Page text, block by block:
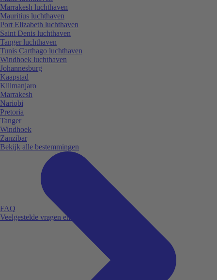
FAQ
Veelgestelde vragen en antwoorden.
Marrakesh luchthaven
Mauritius luchthaven
Port Elizabeth luchthaven
Saint Denis luchthaven
Tanger luchthaven
Tunis Carthago luchthaven
Windhoek luchthaven
Johannesburg
Kaapstad
Kilimanjaro
Marrakesh
Nariobi
Pretoria
Tanger
Windhoek
Zanzibar
Bekijk alle bestemmingen